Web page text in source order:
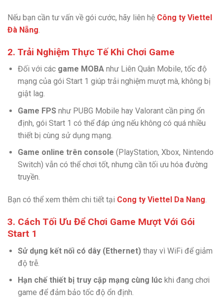
Nếu bạn cần tư vấn về gói cước, hãy liên hệ Công ty Viettel
Đà Nẵng
2. Trải Nghiệm Thực Tế Khi Chơi Game
Đối với các game MOBAnhư Liên Quân Mobile, tốc độ
mạng của gói Start 1 giúp trải nghiệm mượt mà, không bị
giật lag.
Game FPSnhư PUBG Mobile hay Valorant cần ping ổn
định, gói Start 1 có thể đáp ứng nếu không có quá nhiều
thiết bị cùng sử dụng mạng.
Game online trên console (PlayStation, Xbox, Nintendo
Switch) vẫn có thể chơi tốt, nhưng cần tối ưu hóa đường
truyền.
Bạn có thể xem thêm chi tiết tại Cong ty Viettel Da Nang.
3. Cách Tối Ưu Để Chơi Game Mượt Với Gói
Start 1
Sử dụng kết nối có dây (Ethernet)thay vì WiFi để giảm
độ trễ.
Hạn chế thiết bị truy cập mạng cùng lúckhi đang chơi
game để đảm bảo tốc độ ổn định.